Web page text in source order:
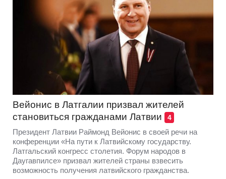
Вейонис в Латгалии призвал жителей
становиться гражданами Латвии
4
Президент Латвии Раймонд Вейонис в своей речи на
конференции «На пути к Латвийскому государству.
Латгальский конгресс столетия. Форум народов в
Даугавпилсе» призвал жителей страны взвесить
возможность получения латвийского гражданства.